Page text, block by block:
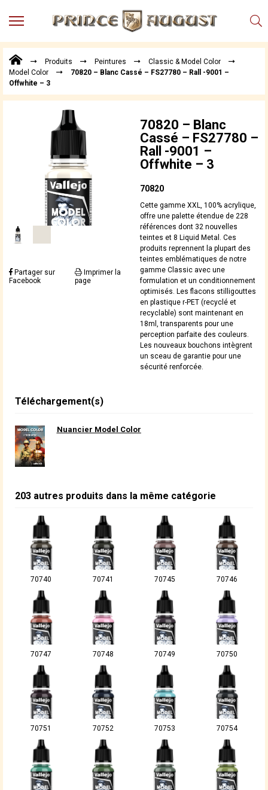
MENU
Points
de
Conseil
Actualités
Téléchargements
Techniques,
trucs et
astuces
Vidéos
Produits Peintures
Classic & Model Color
Model Color
70820 – Blanc Cassé – FS27780 – Rall -9001 –
Offwhite – 3
Partager sur
Facebook
Imprimer la
page
70820 – Blanc
Cassé – FS27780 –
Rall -9001 –
Offwhite – 3
70820
Cette gamme XXL, 100% acrylique,
offre une palette étendue de 228
références dont 32 nouvelles
teintes et 8 Liquid Metal. Ces
produits reprennent la plupart des
teintes emblématiques de notre
gamme Classic avec une
formulation et un conditionnement
optimisés. Les flacons stilligouttes
en plastique r-PET (recyclé et
recyclable) sont maintenant en
18ml, transparents pour une
perception parfaite des couleurs.
Les nouveaux bouchons intègrent
un sceau de garantie pour une
sécurité renforcée.
Téléchargement(s)
Nuancier Model Color
203 autres produits dans la même catégorie
70740 70741 70745 70746
70747 70748 70749 70750
70751 70752 70753 70754